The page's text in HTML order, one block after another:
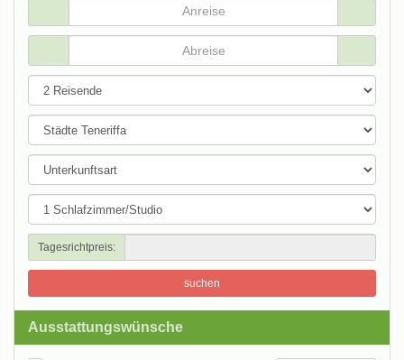
Tagesrichtpreis:
suchen
Ausstattungswünsche